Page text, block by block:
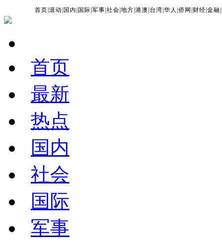
首页 |滚动 国内 国际 |军事 |社会 |地方 |港澳 台湾 |华人 |侨网 财经 |金融 |
首页
最新
热点
国内
社会
国际
军事